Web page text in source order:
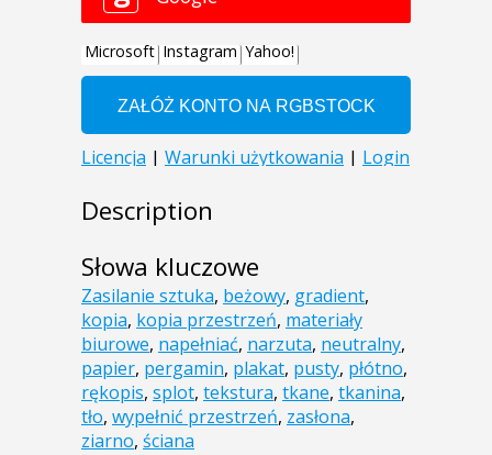
Description
Słowa kluczowe
Zasilanie sztuka, beżowy, gradient,
kopia, kopia przestrzeń, materiały
biurowe, napełniać, narzuta, neutralny,
papier, pergamin, plakat, pusty, płótno,
rękopis, splot, tekstura, tkane, tkanina,
tło, wypełnić przestrzeń, zasłona,
ziarno, ściana